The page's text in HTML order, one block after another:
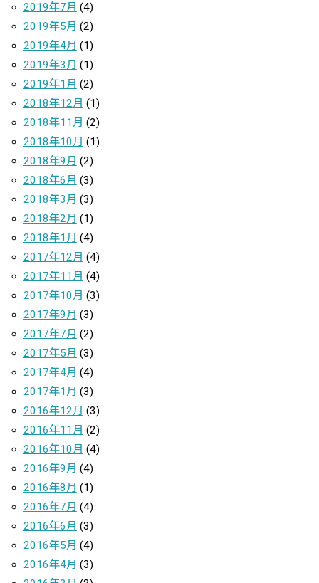
2019年7月 (4)
2019年5月 (2)
2019年4月 (1)
2019年3月 (1)
2019年1月 (2)
2018年12月 (1)
2018年11月 (2)
2018年10月 (1)
2018年9月 (2)
2018年6月 (3)
2018年3月 (3)
2018年2月 (1)
2018年1月 (4)
2017年12月 (4)
2017年11月 (4)
2017年10月 (3)
2017年9月 (3)
2017年7月 (2)
2017年5月 (3)
2017年4月 (4)
2017年1月 (3)
2016年12月 (3)
2016年11月 (2)
2016年10月 (4)
2016年9月 (4)
2016年8月 (1)
2016年7月 (4)
2016年6月 (3)
2016年5月 (4)
2016年4月 (3)